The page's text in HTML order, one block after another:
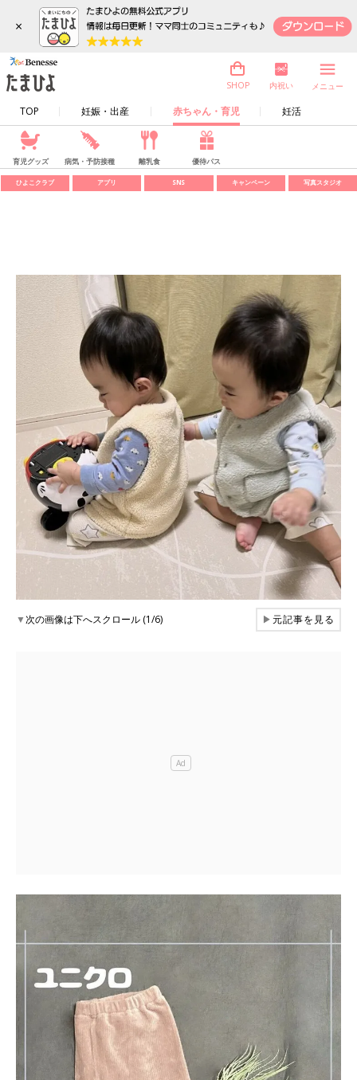
×
TOP 妊娠・出産 赤ちゃん・育児 妊活
SHOP 内祝い メニュー
育児グッズ 病気・予防接種 離乳食 優待パス
ひよこクラブ アプリ SNS キャンペーン 写真スタジオ
▼次の画像は下へスクロール (1/6) ▶元記事を見る